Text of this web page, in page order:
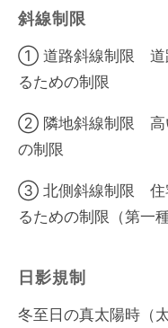
斜線制限
① 道路斜線制限 道
るための制限
② 隣地斜線制限 高
の制限
③ 北側斜線制限 住
るための制限（第一
日影規制
冬至日の真太陽時（